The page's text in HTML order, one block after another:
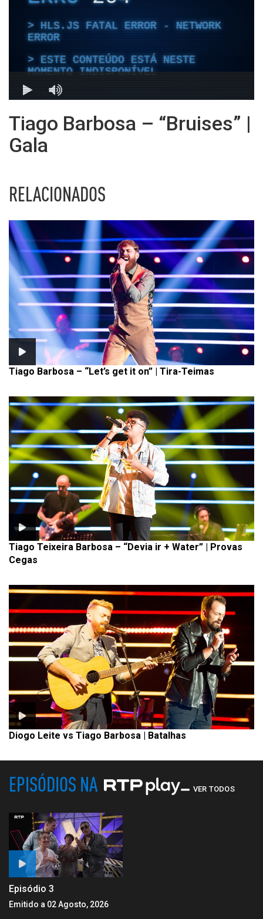
Tiago Barbosa – “Bruises” |
Gala
RELACIONADOS
Tiago Barbosa – “Let’s get it on” | Tira-Teimas
Tiago Teixeira Barbosa – “Devia ir + Water” | Provas
Cegas
Diogo Leite vs Tiago Barbosa | Batalhas
EPISÓDIOS NA VER TODOS
Episódio 3
Emitido a 02 Agosto, 2026